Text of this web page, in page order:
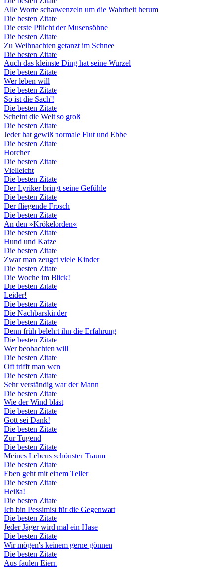
Alle Worte scharwenzeln um die Wahrheit herum
Die besten Zitate
Die erste Pflicht der Musensöhne
Die besten Zitate
Zu Weihnachten getanzt im Schnee
Die besten Zitate
Auch das kleinste Ding hat seine Wurzel
Die besten Zitate
Wer leben will
Die besten Zitate
So ist die Sach'!
Die besten Zitate
Scheint die Welt so groß
Die besten Zitate
Jeder hat gewiß normale Flut und Ebbe
Die besten Zitate
Horcher
Die besten Zitate
Vielleicht
Die besten Zitate
Der Lyriker bringt seine Gefühle
Die besten Zitate
Der fliegende Frosch
Die besten Zitate
An den »Krökelorden«
Die besten Zitate
Hund und Katze
Die besten Zitate
Zwar man zeuget viele Kinder
Die besten Zitate
Die Woche im Blick!
Die besten Zitate
Leider!
Die besten Zitate
Die Nachbarskinder
Die besten Zitate
Denn früh belehrt ihn die Erfahrung
Die besten Zitate
Wer beobachten will
Die besten Zitate
Oft trifft man wen
Die besten Zitate
Sehr verständig war der Mann
Die besten Zitate
Wie der Wind bläst
Die besten Zitate
Gott sei Dank!
Die besten Zitate
Zur Tugend
Die besten Zitate
Meines Lebens schönster Traum
Die besten Zitate
Eben geht mit einem Teller
Die besten Zitate
Heißa!
Die besten Zitate
Ich bin Pessimist für die Gegenwart
Die besten Zitate
Jeder Jäger wird mal ein Hase
Die besten Zitate
Wir mögen's keinem gerne gönnen
Die besten Zitate
Aus faulen Eiern